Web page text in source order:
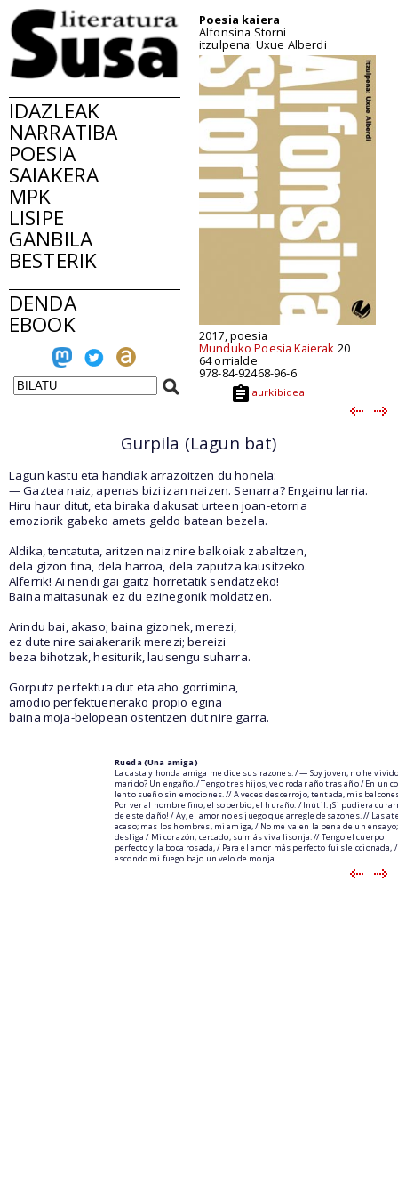
IDAZLEAK
NARRATIBA
POESIA
SAIAKERA
MPK
LISIPE
GANBILA
BESTERIK
DENDA
EBOOK
Poesia kaiera
Alfonsina Storni
itzulpena: Uxue Alberdi
2017, poesia
Munduko Poesia Kaierak 20
64 orrialde
978-84-92468-96-6
aurkibidea
Gurpila (Lagun bat)
Lagun kastu eta handiak arrazoitzen du honela:
— Gaztea naiz, apenas bizi izan naizen. Senarra? Engainu larria.
Hiru haur ditut, eta biraka dakusat urteen joan-etorria
emoziorik gabeko amets geldo batean bezela.
Aldika, tentatuta, aritzen naiz nire balkoiak zabaltzen,
dela gizon fina, dela harroa, dela zaputza kausitzeko.
Alferrik! Ai nendi gai gaitz horretatik sendatzeko!
Baina maitasunak ez du ezinegonik moldatzen.
Arindu bai, akaso; baina gizonek, merezi,
ez dute nire saiakerarik merezi; bereizi
beza bihotzak, hesiturik, lausengu suharra.
Gorputz perfektua dut eta aho gorrimina,
amodio perfektuenerako propio egina
baina moja-belopean ostentzen dut nire garra.
Rueda (Una amiga)
La casta y honda amiga me dice sus razones: / — Soy joven, no he
marido? Un engaño. / Tengo tres hijos, veo rodar año tras año / En un
lento sueño sin emociones. // A veces descerrojo, tentada, mis
Por ver al hombre fino, el soberbio, el huraño. / Inútil. ¡Si pudiera
de este daño! / Ay, el amor no es juego que arregle desazones. // Las
acaso; mas los hombres, mi amiga, / No me valen la pena de un ensayo;
desliga / Mi corazón, cercado, su más viva lisonja. // Tengo el cuerpo
perfecto y la boca rosada, / Para el amor más perfecto fui slelccionada, /
escondo mi fuego bajo un velo de monja.